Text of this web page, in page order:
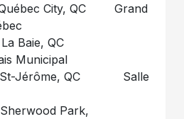
City, QC Grand
Baie, QC
Municipal
Jérôme, QC Salle
Park,